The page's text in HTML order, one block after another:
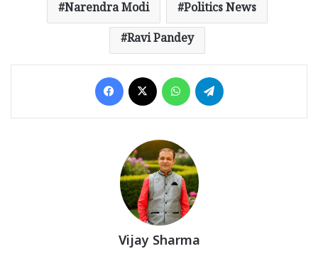
Narendra Modi
Politics News
Ravi Pandey
Facebook WhatsApp
Vijay Sharma